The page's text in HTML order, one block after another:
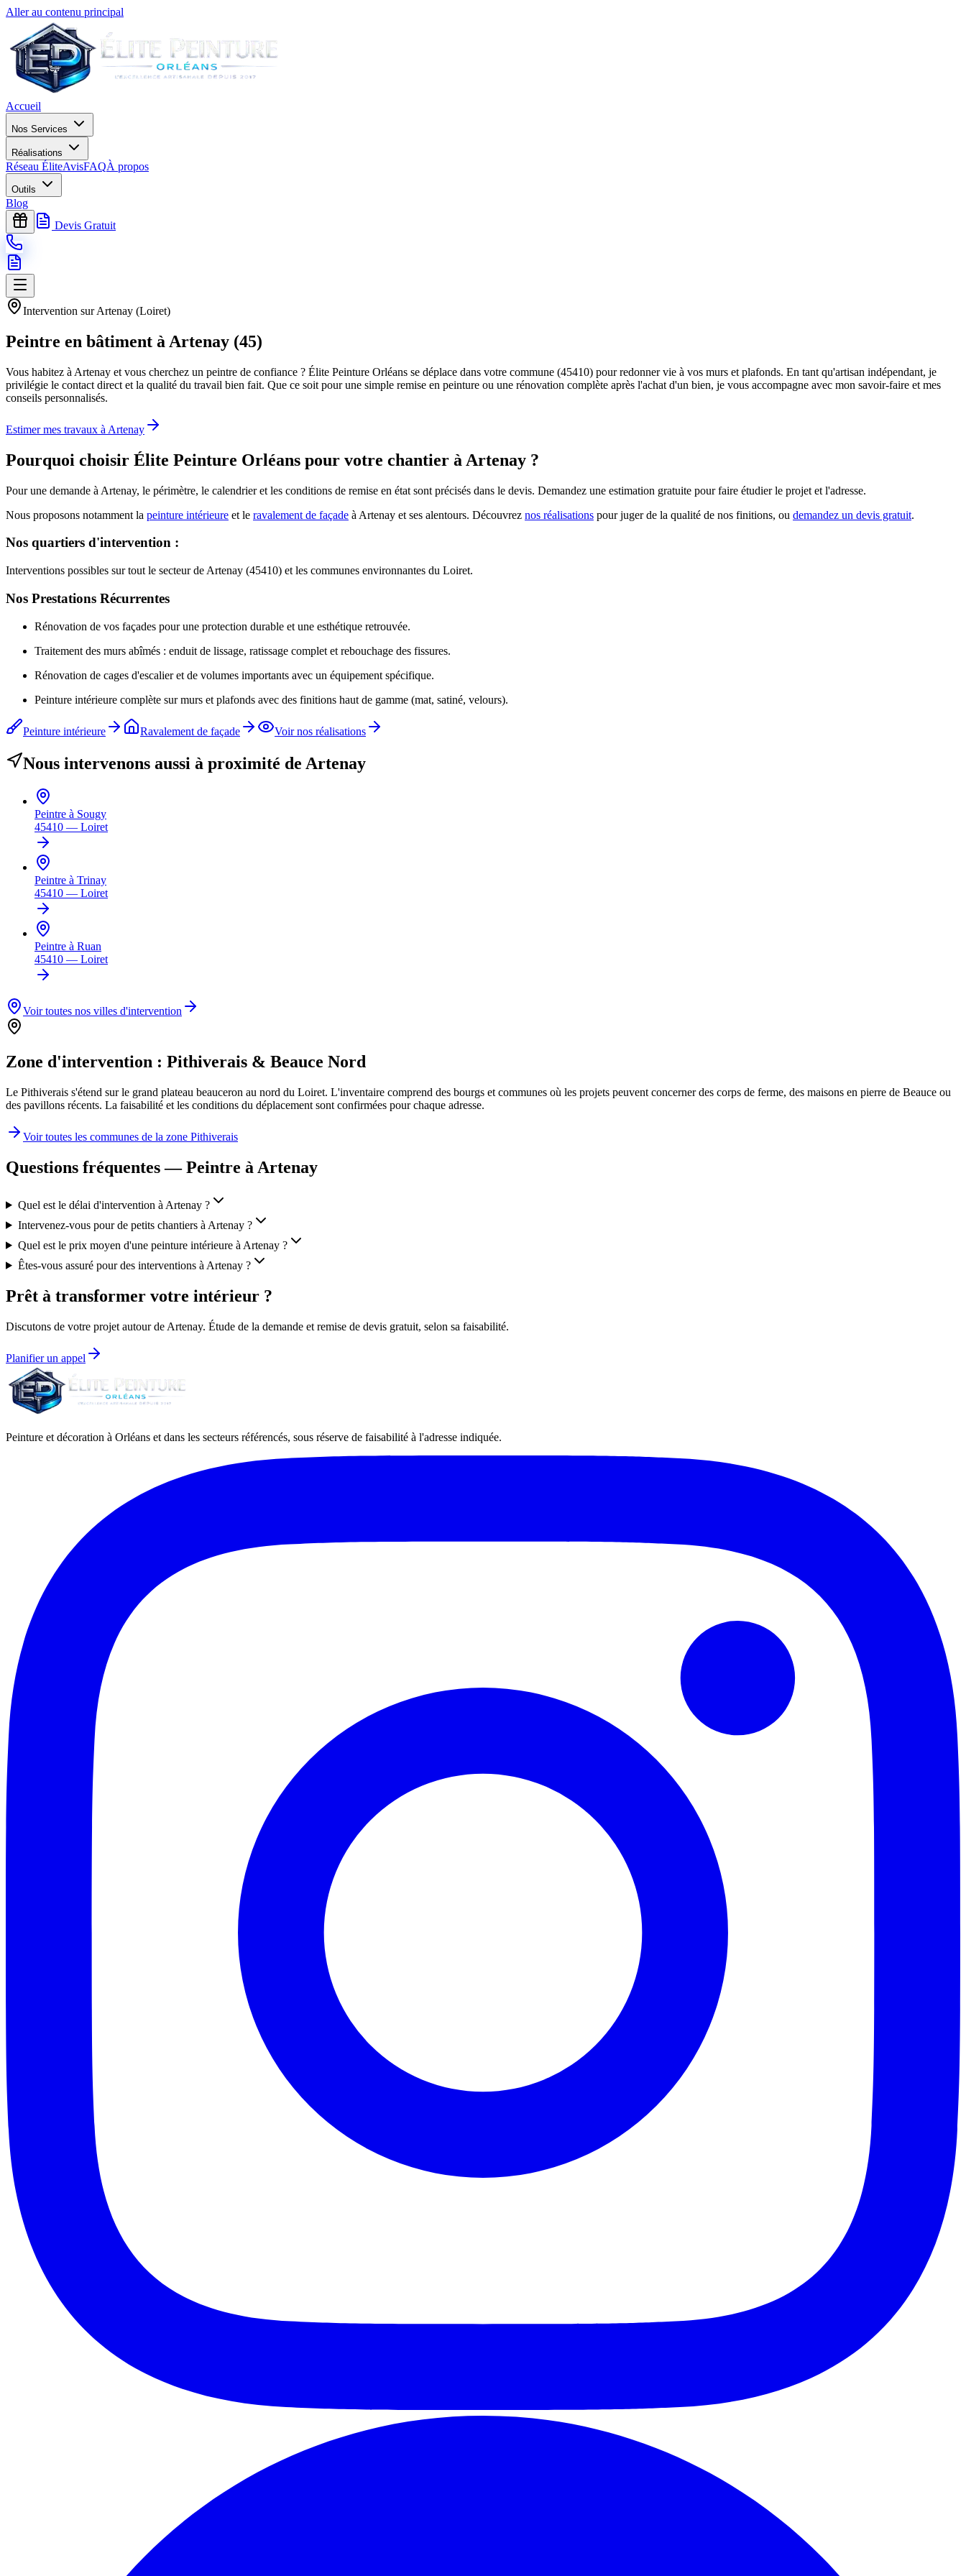
Aller au contenu principal
Accueil
Nos Services
Réalisations
Réseau ÉliteAvisFAQÀ propos
Outils
Blog
Devis Gratuit
Intervention surArtenay (Loiret)
Peintre en bâtiment à Artenay (45)
Vous habitez à Artenay et vous cherchez un peintre de confiance ? Élite Peinture Orléans se déplace dans votre commune (45410) pour redonner vie à vos murs et plafonds. En tant qu'artisan indépendant, je
privilégie le contact direct et la qualité du travail bien fait. Que ce soit pour une simple remise en peinture ou une rénovation complète après l'achat d'un bien, je vous accompagne avec mon savoir-faire et mes
conseils personnalisés.
Estimer mes travaux à Artenay
Pourquoi choisir Élite Peinture Orléans pour votre chantier à Artenay ?
Pour une demande à Artenay, le périmètre, le calendrier et les conditions de remise en état sont précisés dans le devis. Demandez une estimation gratuite pour faire étudier le projet et l'adresse.
Nous proposons notamment la peinture intérieure et le ravalement de façade à Artenay et ses alentours. Découvrez nos réalisations pour juger de la qualité de nos finitions, ou demandez un devis gratuit.
Nos quartiers d'intervention :
Interventions possibles sur tout le secteur de Artenay (45410) et les communes environnantes du Loiret.
Nos Prestations Récurrentes
Rénovation de vos façades pour une protection durable et une esthétique retrouvée.
Traitement des murs abîmés : enduit de lissage, ratissage complet et rebouchage des fissures.
Rénovation de cages d'escalier et de volumes importants avec un équipement spécifique.
Peinture intérieure complète sur murs et plafonds avec des finitions haut de gamme (mat, satiné, velours).
Peinture intérieure Ravalement de façade Voir nos réalisations
Nous intervenons aussi à proximité de Artenay
Peintre à Sougy
45410 — Loiret
Peintre à Trinay
45410 — Loiret
Peintre à Ruan
45410 — Loiret
Voir toutes nos villes d'intervention
Zone d'intervention : Pithiverais & Beauce Nord
Le Pithiverais s'étend sur le grand plateau beauceron au nord du Loiret. L'inventaire comprend des bourgs et communes où les projets peuvent concerner des corps de ferme, des maisons en pierre de Beauce ou
des pavillons récents. La faisabilité et les conditions du déplacement sont confirmées pour chaque adresse.
Voir toutes les communes de la zone Pithiverais
Questions fréquentes — Peintre à Artenay
Quel est le délai d'intervention à Artenay ?
Intervenez-vous pour de petits chantiers à Artenay ?
Quel est le prix moyen d'une peinture intérieure à Artenay ?
Êtes-vous assuré pour des interventions à Artenay ?
Prêt à transformer votre intérieur ?
Discutons de votre projet autour de Artenay. Étude de la demande et remise de devis gratuit, selon sa faisabilité.
Planifier un appel
Peinture et décoration à Orléans et dans les secteurs référencés, sous réserve de faisabilité à l'adresse indiquée.